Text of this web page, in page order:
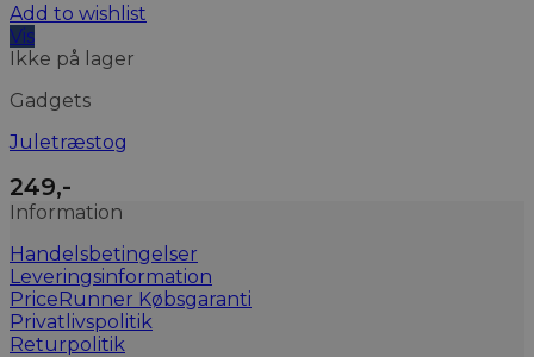
Add to wishlist
Vis
Ikke på lager
Gadgets
Juletræstog
249,-
Information
Handelsbetingelser
Leveringsinformation
PriceRunner Købsgaranti
Privatlivspolitik
Returpolitik